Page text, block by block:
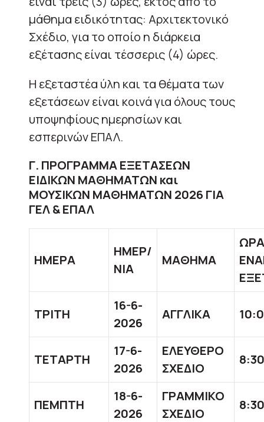
μάθημα ειδικότητας: Αρχιτεκτονικό
Σχέδιο, για το οποίο η διάρκεια
εξέτασης είναι τέσσερις (4) ώρες.
Η εξεταστέα ύλη και τα θέματα των
εξετάσεων είναι κοινά για όλους τους
υποψηφίους ημερησίων και
εσπερινών ΕΠΑΛ.
Γ. ΠΡΟΓΡΑΜΜΑ ΕΞΕΤΑΣΕΩΝ
ΕΙΔΙΚΩΝ ΜΑΘΗΜΑΤΩΝ και
ΜΟΥΣΙΚΩΝ ΜΑΘΗΜΑΤΩΝ 2026 ΓΙΑ
ΓΕΛ & ΕΠΑΛ
ΗΜΕΡΑ
ΗΜΕΡ/
ΝΙΑ
ΜΑΘΗΜΑ
ΩΡΑ
ΤΡΙΤΗ
16-6-
2026
ΑΓΓΛΙΚΑ
ΤΕΤΑΡΤΗ
17-6-
2026
ΕΛΕΥΘΕΡΟ
ΣΧΕΔΙΟ
ΠΕΜΠΤΗ
18-6-
2026
ΓΡΑΜΜΙΚΟ
ΣΧΕΔΙΟ